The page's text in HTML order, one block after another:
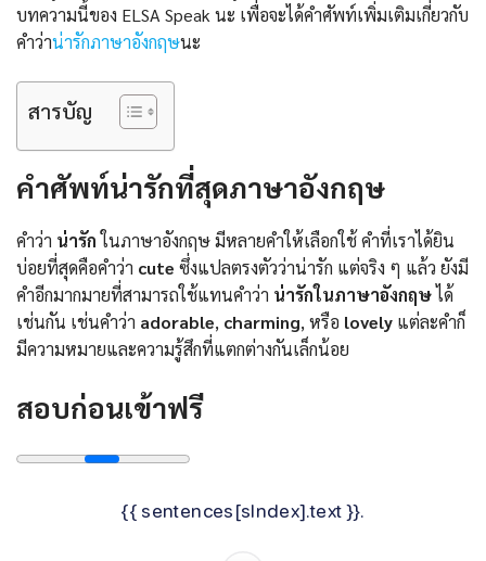
บทความนี้ของ ELSA Speak นะ เพื่อจะได้คำศัพท์เพิ่มเติมเกี่ยวกับ
คำว่าน่ารักภาษาอังกฤษนะ
สารบัญ
คำศัพท์น่ารักที่สุดภาษาอังกฤษ
คำว่า น่ารักในภาษาอังกฤษ มีหลายคำให้เลือกใช้ คำที่เราได้ยิน
บ่อยที่สุดคือคำว่า cute ซึ่งแปลตรงตัวว่าน่ารัก แต่จริง ๆ แล้ว ยังมี
คำอีกมากมายที่สามารถใช้แทนคำว่า น่ารักในภาษาอังกฤษได้
เช่นกัน เช่นคำว่า adorable, charming, หรือ lovely แต่ละคำก็
มีความหมายและความรู้สึกที่แตกต่างกันเล็กน้อย
สอบก่อนเข้าฟรี
{{ sentences[sIndex].text }}.